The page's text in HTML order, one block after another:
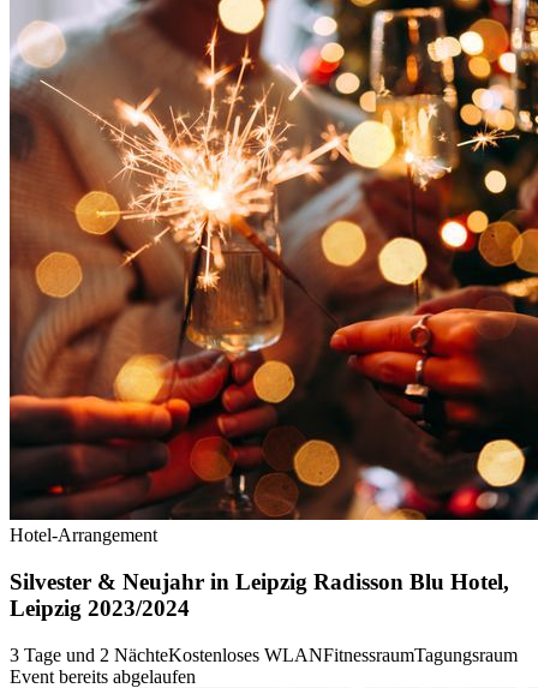
Hotel-Arrangement
Silvester & Neujahr in Leipzig Radisson Blu Hotel,
Leipzig 2023/2024
3 Tage und 2 NächteKostenloses WLANFitnessraumTagungsraum
Event bereits abgelaufen